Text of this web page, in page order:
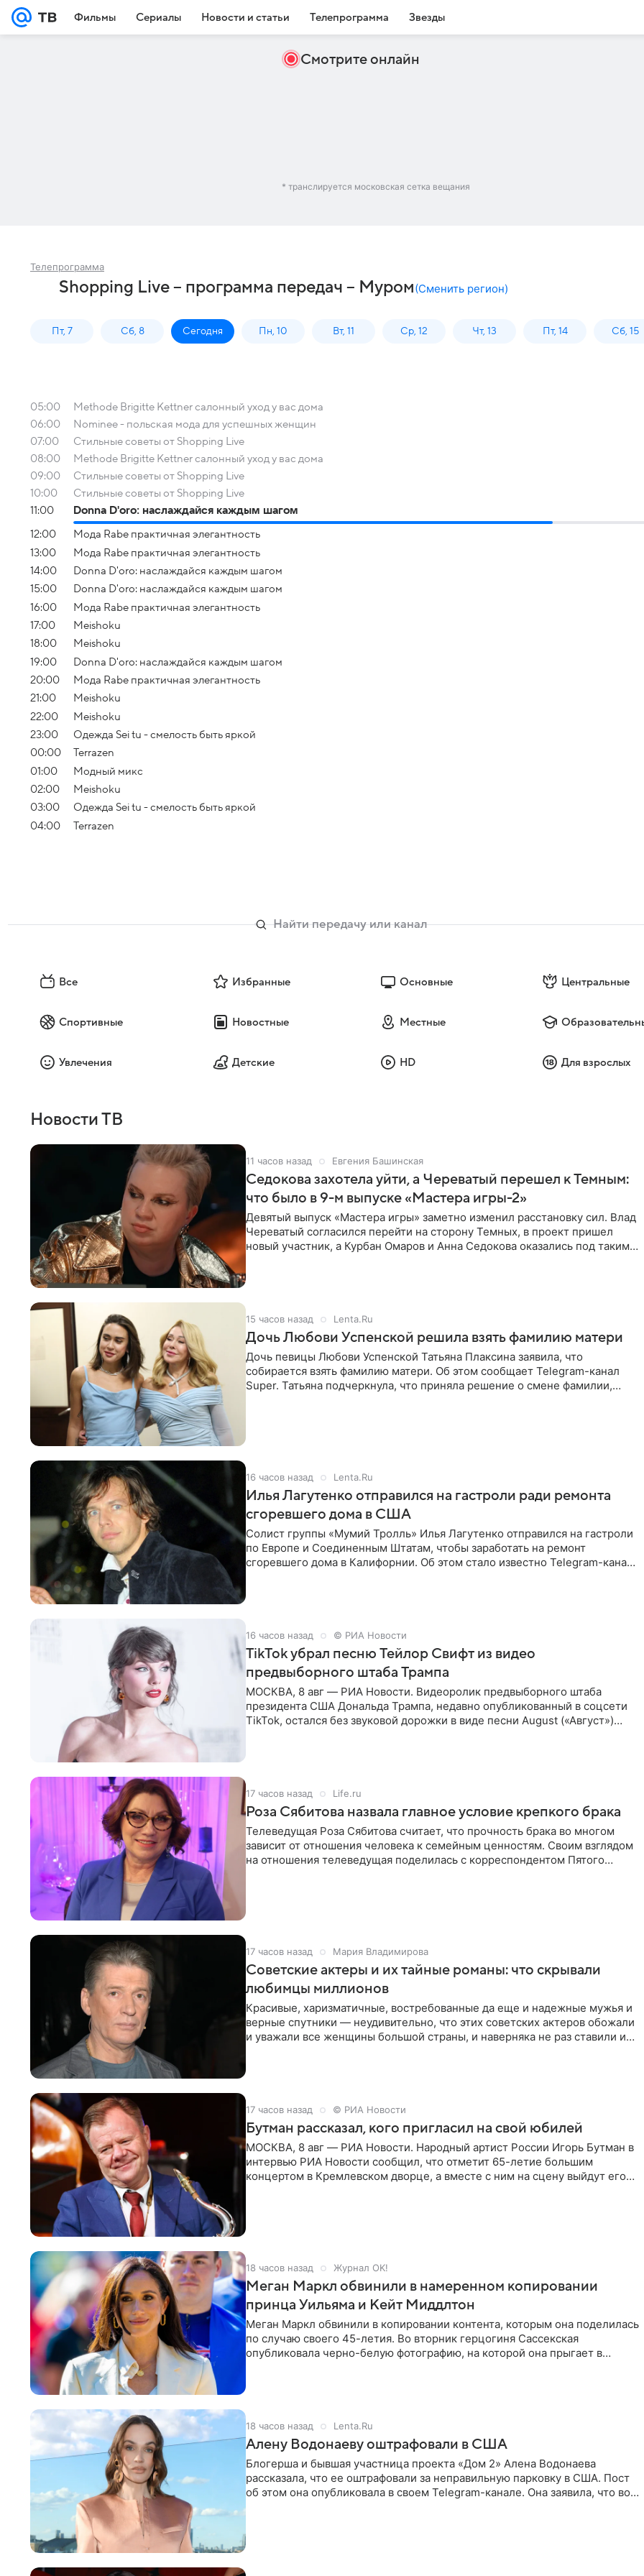
Фильмы Сериалы Новости и статьи Телепрограмма Звезды
Смотрите онлайн
* транслируется московская сетка вещания
Телепрограмма
Shopping Live – программа передач – Муром(Сменить регион)
Пт, 7 Сб, 8 Сегодня Пн, 10 Вт, 11 Ср, 12 Чт, 13 Пт, 14 Сб, 15
05:00
Methode Brigitte Kettner салонный уход у вас дома
06:00
Nominee - польская мода для успешных женщин
07:00
Стильные советы от Shopping Live
08:00
Methode Brigitte Kettner салонный уход у вас дома
09:00
Стильные советы от Shopping Live
10:00
Стильные советы от Shopping Live
11:00
Donna D'oro: наслаждайся каждым шагом
12:00
Мода Rabe практичная элегантность
13:00
Мода Rabe практичная элегантность
14:00
Donna D'oro: наслаждайся каждым шагом
15:00
Donna D'oro: наслаждайся каждым шагом
16:00
Мода Rabe практичная элегантность
17:00
Meishoku
18:00
Meishoku
19:00
Donna D'oro: наслаждайся каждым шагом
20:00
Мода Rabe практичная элегантность
21:00
Meishoku
22:00
Meishoku
23:00
Одежда Sei tu - смелость быть яркой
00:00
Terrazen
01:00
Модный микс
02:00
Meishoku
03:00
Одежда Sei tu - смелость быть яркой
04:00
Terrazen
Все Избранные Основные Центральные
Спортивные Новостные Местные
Увлечения Детские HD Для взрослых
Новости ТВ
11 часов назад Евгения Башинская
Седокова захотела уйти, а Череватый перешел к Темным:
что было в 9-м выпуске «Мастера игры-2»
Девятый выпуск «Мастера игры» заметно изменил расстановку сил. Влад
Череватый согласился перейти на сторону Темных, в проект пришел
новый участник, а Курбан Омаров и Анна Седокова оказались под таким
15 часов назад Lenta.Ru
Дочь Любови Успенской решила взять фамилию матери
Дочь певицы Любови Успенской Татьяна Плаксина заявила, что
собирается взять фамилию матери. Об этом сообщает Telegram-канал
Super. Татьяна подчеркнула, что приняла решение о смене фамилии,
16 часов назад Lenta.Ru
Илья Лагутенко отправился на гастроли ради ремонта
сгоревшего дома в США
Солист группы «Мумий Тролль» Илья Лагутенко отправился на гастроли
по Европе и Соединенным Штатам, чтобы заработать на ремонт
сгоревшего дома в Калифорнии. Об этом стало известно Telegram-каналу
16 часов назад © РИА Новости
TikTok убрал песню Тейлор Свифт из видео
предвыборного штаба Трампа
МОСКВА, 8 авг — РИА Новости. Видеоролик предвыборного штаба
президента США Дональда Трампа, недавно опубликованный в соцсети
TikTok, остался без звуковой дорожки в виде песни August («Август»)
17 часов назад Life.ru
Роза Сябитова назвала главное условие крепкого брака
Телеведущая Роза Сябитова считает, что прочность брака во многом
зависит от отношения человека к семейным ценностям. Своим взглядом
на отношения телеведущая поделилась с корреспондентом Пятого
17 часов назад Мария Владимирова
Советские актеры и их тайные романы: что скрывали
любимцы миллионов
Красивые, харизматичные, востребованные да еще и надежные мужья и
верные спутники — неудивительно, что этих советских актеров обожали
и уважали все женщины большой страны, и наверняка не раз ставили их
17 часов назад © РИА Новости
Бутман рассказал, кого пригласил на свой юбилей
МОСКВА, 8 авг — РИА Новости. Народный артист России Игорь Бутман в
интервью РИА Новости сообщил, что отметит 65-летие большим
концертом в Кремлевском дворце, а вместе с ним на сцену выйдут его
18 часов назад Журнал OK!
Меган Маркл обвинили в намеренном копировании
принца Уильяма и Кейт Миддлтон
Меган Маркл обвинили в копировании контента, которым она поделилась
по случаю своего 45-летия. Во вторник герцогиня Сассекская
опубликовала черно-белую фотографию, на которой она прыгает в
18 часов назад Lenta.Ru
Алену Водонаеву оштрафовали в США
Блогерша и бывшая участница проекта «Дом 2» Алена Водонаева
рассказала, что ее оштрафовали за неправильную парковку в США. Пост
об этом она опубликовала в своем Telegram-канале. Она заявила, что во